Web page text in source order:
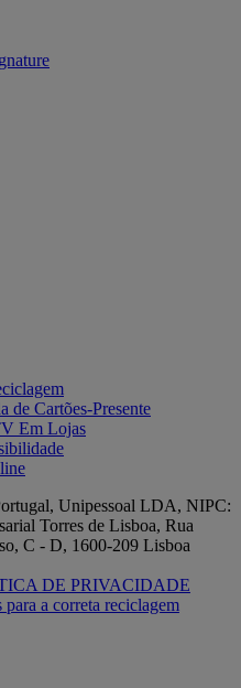
de Cartões-Presente
Em Lojas
Unipessoal LDA, NIPC:
Torres de Lisboa, Rua
C - D, 1600-209 Lisboa
DE PRIVACIDADE
para a correta reciclagem